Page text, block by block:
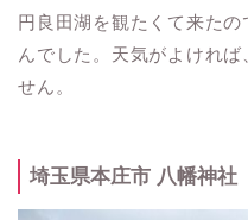
円良田湖を観たくて来た
んでした。天気がよけれ
せん。
埼玉県本庄市 八幡神社